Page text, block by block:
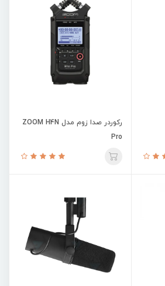
رکوردر صدا زوم مدل ZOOM H4N
Pro